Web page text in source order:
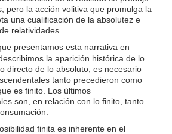
pero la acción volitiva que promulga la
una cualificación de la absolutez e
relatividades.
presentamos esta narrativa en
la aparición histórica de lo
directo de lo absoluto, es necesario
tanto precedieron como
es finito. Los últimos
son, en relación con lo finito, tanto
finita es inherente en el